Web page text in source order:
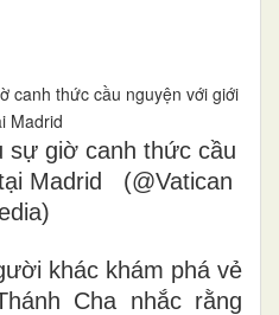
sự giờ canh thức cầu
Madrid (@Vatican
khác khám phá vẻ
Cha nhắc rằng